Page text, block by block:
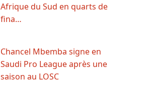
Afrique du Sud en quarts de
fina…
Chancel Mbemba signe en
Saudi Pro League après une
saison au LOSC